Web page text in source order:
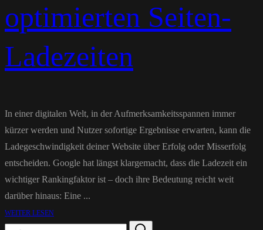
optimierten Seiten-
Ladezeiten
In einer digitalen Welt, in der Aufmerksamkeitsspannen immer
kürzer werden und Nutzer sofortige Ergebnisse erwarten, kann die
Ladegeschwindigkeit deiner Website über Erfolg oder Misserfolg
entscheiden. Google hat längst klargemacht, dass die Ladezeit ein
wichtiger Rankingfaktor ist – doch ihre Bedeutung reicht weit
darüber hinaus: Eine ...
WEITER LESEN